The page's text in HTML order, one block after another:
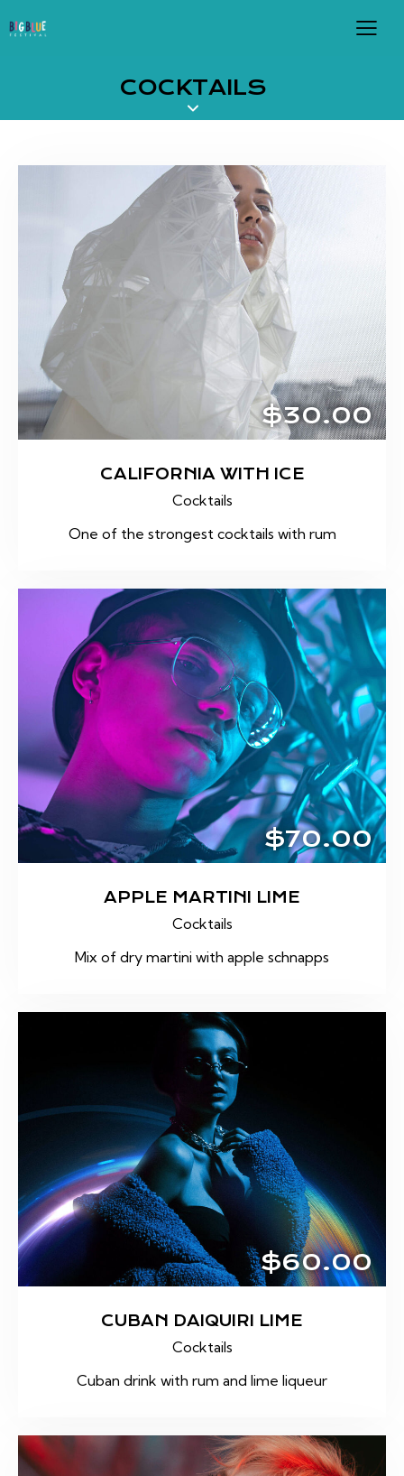
COCKTAILS
$30.00
CALIFORNIA WITH ICE
Cocktails
One of the strongest cocktails with rum
$70.00
APPLE MARTINI LIME
Cocktails
Mix of dry martini with apple schnapps
$60.00
CUBAN DAIQUIRI LIME
Cocktails
Cuban drink with rum and lime liqueur